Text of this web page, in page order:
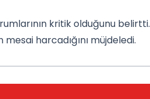
kritik olduğunu belirtti.
harcadığını müjdeledi.